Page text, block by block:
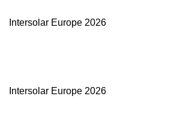
Intersolar Europe 2026
Intersolar Europe 2026